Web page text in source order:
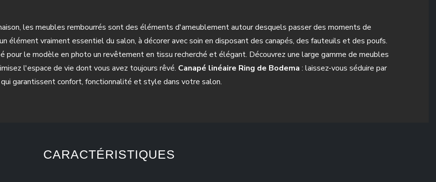
les meubles rembourrés sont des éléments d'ameublement autour desquels passer des moments de
vraiment essentiel du salon, à décorer avec soin en disposant des canapés, des fauteuils et des poufs.
pour le modèle en photo un revêtement en tissu recherché et élégant. Découvrez une large gamme de meubles
l'espace de vie dont vous avez toujours rêvé. Canapé linéaire Ring de Bodema : laissez-vous séduire par
garantissent confort, fonctionnalité et style dans votre salon.
CARACTÉRISTIQUES